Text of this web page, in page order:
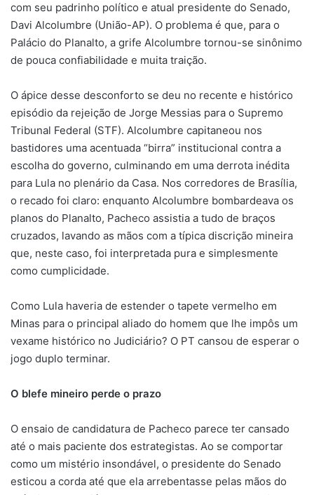
com seu padrinho político e atual presidente do Senado,
Davi Alcolumbre (União-AP). O problema é que, para o
Palácio do Planalto, a grife Alcolumbre tornou-se sinônimo
de pouca confiabilidade e muita traição.
O ápice desse desconforto se deu no recente e histórico
episódio da rejeição de Jorge Messias para o Supremo
Tribunal Federal (STF). Alcolumbre capitaneou nos
bastidores uma acentuada “birra” institucional contra a
escolha do governo, culminando em uma derrota inédita
para Lula no plenário da Casa. Nos corredores de Brasília,
o recado foi claro: enquanto Alcolumbre bombardeava os
planos do Planalto, Pacheco assistia a tudo de braços
cruzados, lavando as mãos com a típica discrição mineira
que, neste caso, foi interpretada pura e simplesmente
como cumplicidade.
Como Lula haveria de estender o tapete vermelho em
Minas para o principal aliado do homem que lhe impôs um
vexame histórico no Judiciário? O PT cansou de esperar o
jogo duplo terminar.
O blefe mineiro perde o prazo
O ensaio de candidatura de Pacheco parece ter cansado
até o mais paciente dos estrategistas. Ao se comportar
como um mistério insondável, o presidente do Senado
esticou a corda até que ela arrebentasse pelas mãos do